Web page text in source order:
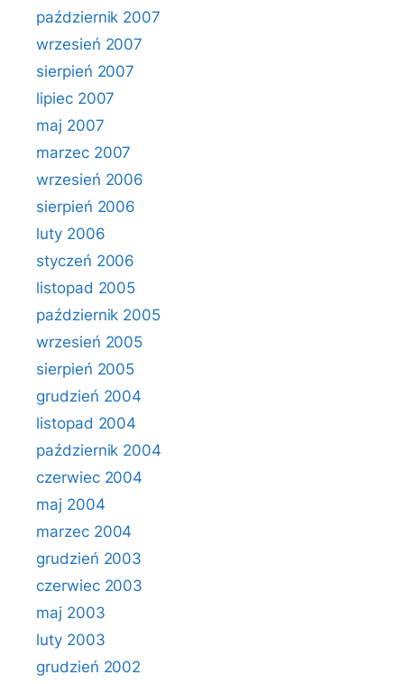
październik 2007
wrzesień 2007
sierpień 2007
lipiec 2007
maj 2007
marzec 2007
wrzesień 2006
sierpień 2006
luty 2006
styczeń 2006
listopad 2005
październik 2005
wrzesień 2005
sierpień 2005
grudzień 2004
listopad 2004
październik 2004
czerwiec 2004
maj 2004
marzec 2004
grudzień 2003
czerwiec 2003
maj 2003
luty 2003
grudzień 2002